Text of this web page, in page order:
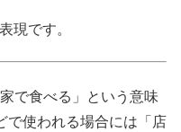
現です。
で食べる」という意味
で使われる場合には「店